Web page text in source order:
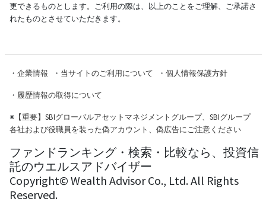
更できるものとします。ご利用の際は、以上のことをご理解、ご承諾さ
れたものとさせていただきます。
・ 企業情報 ・ 当サイトのご利用について ・ 個人情報保護方針
・ 履歴情報の取得について
※【重要】SBIグローバルアセットマネジメントグループ、SBIグループ
各社および役職員を装った偽アカウント、偽広告にご注意ください
ファンドランキング・検索・比較なら、投資信
託のウエルスアドバイザー
Copyright© Wealth Advisor Co., Ltd. All Rights
Reserved.